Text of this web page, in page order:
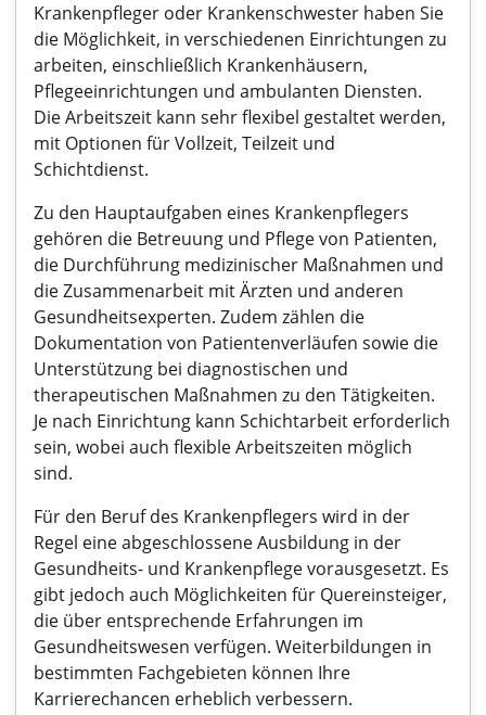
Krankenpfleger oder Krankenschwester haben Sie
die Möglichkeit, in verschiedenen Einrichtungen zu
arbeiten, einschließlich Krankenhäusern,
Pflegeeinrichtungen und ambulanten Diensten.
Die Arbeitszeit kann sehr flexibel gestaltet werden,
mit Optionen für Vollzeit, Teilzeit und
Schichtdienst.
Zu den Hauptaufgaben eines Krankenpflegers
gehören die Betreuung und Pflege von Patienten,
die Durchführung medizinischer Maßnahmen und
die Zusammenarbeit mit Ärzten und anderen
Gesundheitsexperten. Zudem zählen die
Dokumentation von Patientenverläufen sowie die
Unterstützung bei diagnostischen und
therapeutischen Maßnahmen zu den Tätigkeiten.
Je nach Einrichtung kann Schichtarbeit erforderlich
sein, wobei auch flexible Arbeitszeiten möglich
sind.
Für den Beruf des Krankenpflegers wird in der
Regel eine abgeschlossene Ausbildung in der
Gesundheits- und Krankenpflege vorausgesetzt. Es
gibt jedoch auch Möglichkeiten für Quereinsteiger,
die über entsprechende Erfahrungen im
Gesundheitswesen verfügen. Weiterbildungen in
bestimmten Fachgebieten können Ihre
Karrierechancen erheblich verbessern.